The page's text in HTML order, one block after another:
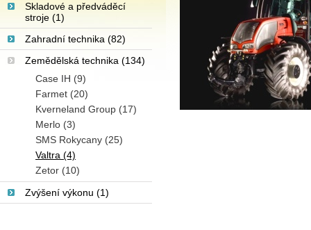
Skladové a předváděcí
stroje (1)
Zahradní technika (82)
Zemědělská technika (134)
Case IH (9)
Farmet (20)
Kverneland Group (17)
Merlo (3)
SMS Rokycany (25)
Valtra (4)
Zetor (10)
Zvýšení výkonu (1)